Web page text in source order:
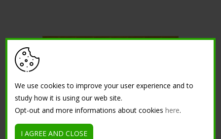
MODEL GRECESC CĂRĂMIDĂ VERTICALĂ
We use cookies to improve your user experience and to
study how it is using our web site.
Opt-out and more informations about cookieshere.
I AGREE AND CLOSE